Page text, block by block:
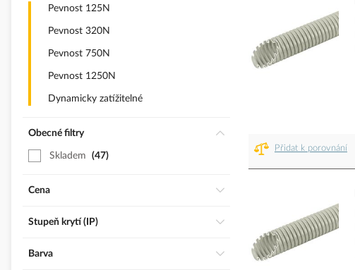
Přidat k porovnání
Pevnost 125N
Pevnost 320N
Pevnost 750N
Pevnost 1250N
Dynamicky zatížitelné
Obecné filtry
Skladem 47
Cena
Stupeň krytí (IP)
Barva